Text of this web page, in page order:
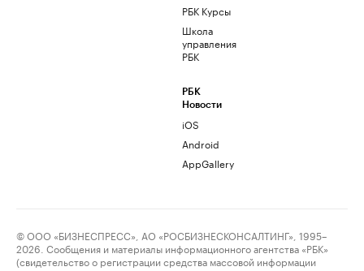
РБК Курсы
Школа
управления
РБК
РБК
Новости
iOS
Android
AppGallery
© ООО «БИЗНЕСПРЕСС», АО «РОСБИЗНЕСКОНСАЛТИНГ», 1995–
2026. Сообщения и материалы информационного агентства «РБК»
(свидетельство о регистрации средства массовой информации